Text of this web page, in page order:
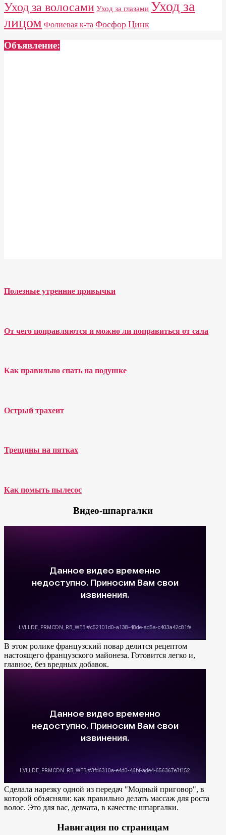
Уход за волосами Уход за глазами Уход за
лицом Фолиевая к-та Фосфор Цинк
Объявление:
Полезные утренние привычки
От чего поправляются и можно ли поправиться от сала
Как правильно спать на подушке
Острый трахеит
Трещины на пятках
Как помыть пылесос
Видео-шпаргалки
В этом ролике французский повар делится рецептом
настоящего французского майонеза. Готовится легко и,
главное, без вредных добавок.
Сделала нарезку одной из передач "Модный приговор", в
которой объясняли: как правильно делать массаж для роста
волос. Это для вас, девчата, в качестве шпаргалки.
Навигация по страницам